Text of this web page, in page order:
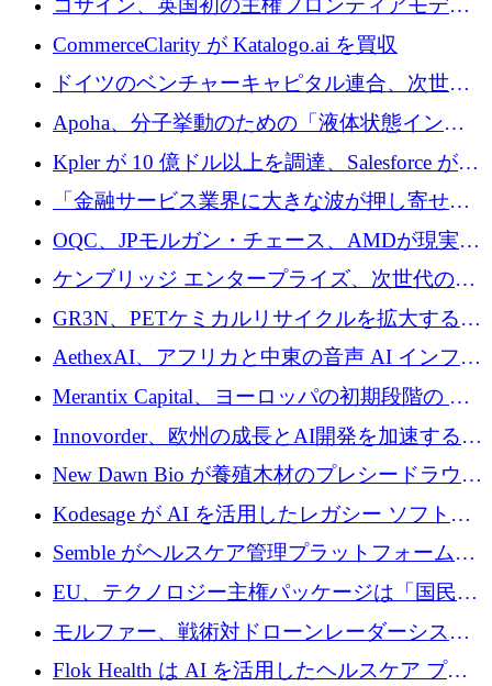
コサイン、英国初の主権フロンティアモデル
で業界の支援を確保
CommerceClarity が Katalogo.ai を買収
ドイツのベンチャーキャピタル連合、次世代
スタートアップの成長に向けて機関投資家へ
の資本シフトを呼びかけ
Apoha、分子挙動のための「液体状態インテ
リジェンス」を構築するために3,600万ドルを
かけてステルス状態から出現
Kpler が 10 億ドル以上を調達、Salesforce が
Contentful を買収、Built in Europe キャンペー
ンを開始
「金融サービス業界に大きな波が押し寄せて
いる」と「欧州初のAIネイティブ銀行」のボ
スが語る
OQC、JPモルガン・チェース、AMDが現実世
界のフィンテック・アプリケーションを探索
するためにQuantum-AIデータセンターを立ち
上げ
ケンブリッジ エンタープライズ、次世代のデ
ィープテック創設者向けにロンドンの出発点
を構築
GR3N、PETケミカルリサイクルを拡大するた
めにシリーズBで1,550万ユーロを調達
AethexAI、アフリカと中東の音声 AI インフラ
ストラクチャを構築するために 300 万ドルを
Merantix Capital、ヨーロッパの初期段階の AI
スタートアップ向けに 1 億 300 万ユーロのフ
ァンドを立ち上げる
Innovorder、欧州の成長とAI開発を加速するた
めに2,000万ユーロを確保
New Dawn Bio が養殖木材のプレシードラウン
ドで 210 万ユーロを調達
Kodesage が AI を活用したレガシー ソフトウ
ェアの最新化のために 660 万ドルを調達
Semble がヘルスケア管理プラットフォームを
拡大するためにシリーズ C で 3,000 万ポンド
を調達
EU、テクノロジー主権パッケージは「国民の
保護」に関するものだと発言
モルファー、戦術対ドローンレーダーシステ
ムを最前線に近づけるために150万ユーロを調
Flok Health は AI を活用したヘルスケア プラ